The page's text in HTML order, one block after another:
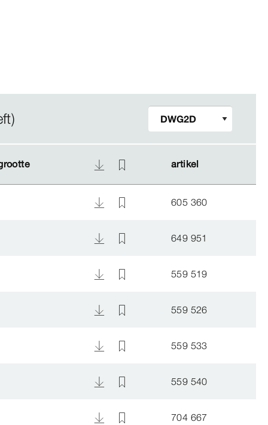
artikel
artikel
605 360
649 951
559 519
559 526
559 533
559 540
704 667